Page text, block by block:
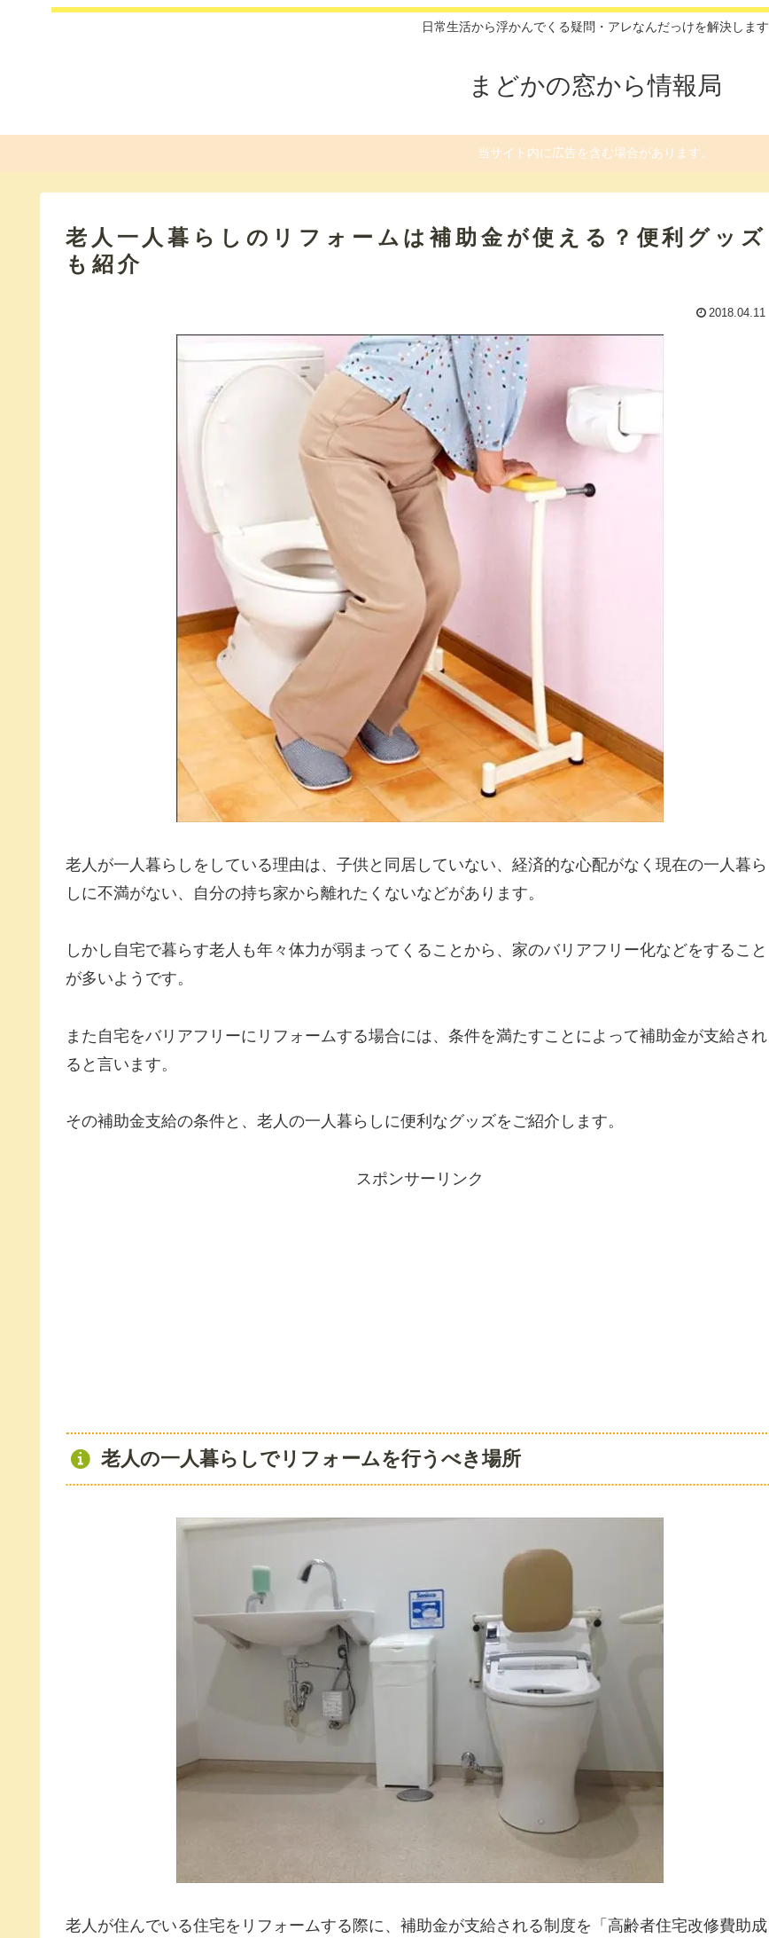
日常生活から浮かんでくる疑問・アレなんだっけを解決します
まどかの窓から情報局
当サイト内に広告を含む場合があります。
老人一人暮らしのリフォームは補助金が使える？便利グッズ
も紹介
2018.04.11
老人が一人暮らしをしている理由は、子供と同居していない、経済的な心配がなく現在の一人暮ら
しに不満がない、自分の持ち家から離れたくないなどがあります。
しかし自宅で暮らす老人も年々体力が弱まってくることから、家のバリアフリー化などをすること
が多いようです。
また自宅をバリアフリーにリフォームする場合には、条件を満たすことによって補助金が支給され
ると言います。
その補助金支給の条件と、老人の一人暮らしに便利なグッズをご紹介します。
スポンサーリンク
老人の一人暮らしでリフォームを行うべき場所
老人が住んでいる住宅をリフォームする際に、補助金が支給される制度を「高齢者住宅改修費助成